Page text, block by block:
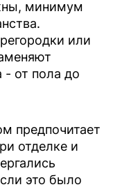
минимум
или
от пола до
предпочитает
отделке и
это было